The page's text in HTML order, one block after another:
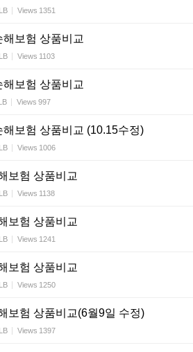
Views 1351
보험 상품비교
Views 1103
보험 상품비교
Views 997
보험 상품비교 (10.15수정)
Views 1006
보험 상품비교
Views 1138
보험 상품비교
Views 1241
보험 상품비교
Views 1250
보험 상품비교(6월9일 수정)
Views 1397